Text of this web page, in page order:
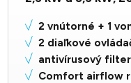
2 vnútorné + 1
2 diaľkové
antivírusový filter
Comfort airflow